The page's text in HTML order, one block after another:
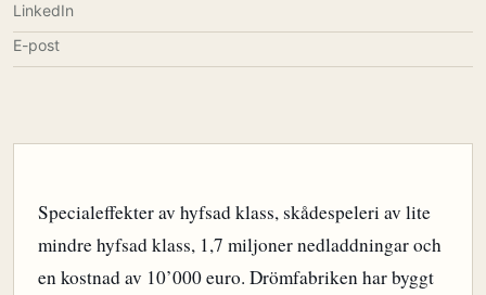
Specialeffekter av hyfsad klass, skådespeleri av lite
mindre hyfsad klass, 1,7 miljoner nedladdningar och
en kostnad av 10’000 euro. Drömfabriken har byggt
LinkedIn
E-post